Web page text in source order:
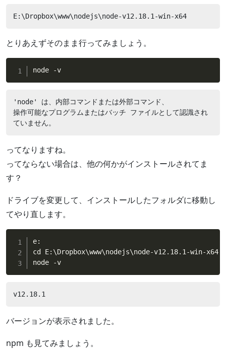
E:\Dropbox\www\nodejs\node-v12.18.1-win-x64
とりあえずそのまま行ってみましょう。
node -v
'node' は、内部コマンドまたは外部コマンド、
操作可能なプログラムまたはバッチ ファイルとして認識され
ていません。
ってなりますね。
ってならない場合は、他の何かがインストールされてま
す？
ドライブを変更して、インストールしたフォルダに移動し
てやり直します。
e:
cd E:\Dropbox\www\nodejs\node-v12.18.1-win-x64
node -v
v12.18.1
バージョンが表示されました。
npm も見てみましょう。